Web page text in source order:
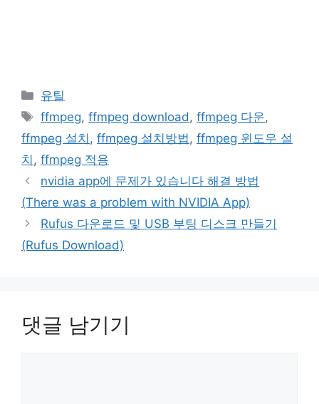
카
테
리
유틸
태
ffmpeg,ffmpeg download ,ffmpeg 다운,
ffmpeg 설치 , ffmpeg 설치방법 , ffmpeg 윈도우 설
치 , ffmpeg 적용
nvidia app에 문제가 있습니다 해결 방법
(There was a problem with NVIDIA App)
Rufus 다운로드 및 USB 부팅 디스크 만들기
(Rufus Download)
댓글 남기기